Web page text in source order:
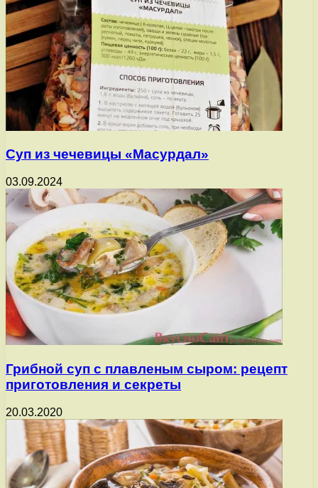
Суп из чечевицы «Масурдал»
03.09.2024
Грибной суп с плавленым сыром: рецепт
приготовления и секреты
20.03.2020